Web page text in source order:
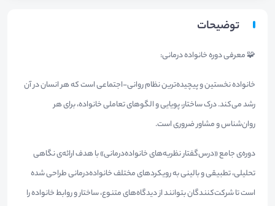
توضیحات
🧩 معرفی دوره خانواده درمانی:
خانواده نخستین و پیچیده‌ترین نظام روانی-اجتماعی است که هر انسان در آن
رشد می‌کند. درک ساختار، پویایی و الگوهای تعاملی خانواده، برای هر
روان‌شناس و مشاور ضروری است.
دوره‌ی جامع «درس‌گفتار نظریه‌های خانواده‌درمانی» با هدف ارائه‌ی نگاهی
تحلیلی، تطبیقی و بالینی به رویکردهای مختلف خانواده‌درمانی طراحی شده
است تا شرکت‌کنندگان بتوانند از دیدگاه‌های متنوع، ساختار و روابط خانواده را